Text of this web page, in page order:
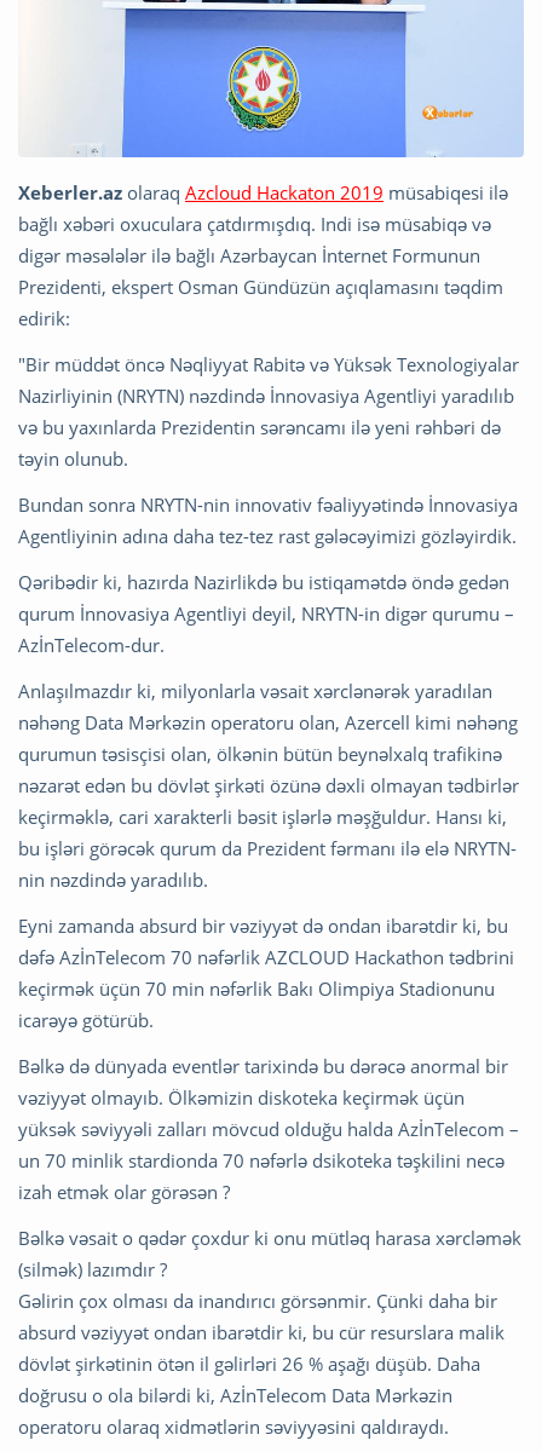
Xeberler.az olaraq Azcloud Hackaton 2019 müsabiqesi ilə
bağlı xəbəri oxuculara çatdırmışdıq. Indi isə müsabiqə və
digər məsələlər ilə bağlı Azərbaycan İnternet Formunun
Prezidenti, ekspert Osman Gündüzün açıqlamasını təqdim
edirik:
"Bir müddət öncə Nəqliyyat Rabitə və Yüksək Texnologiyalar
Nazirliyinin (NRYTN) nəzdində İnnovasiya Agentliyi yaradılıb
və bu yaxınlarda Prezidentin sərəncamı ilə yeni rəhbəri də
təyin olunub.
Bundan sonra NRYTN-nin innovativ fəaliyyətində İnnovasiya
Agentliyinin adına daha tez-tez rast gələcəyimizi gözləyirdik.
Qəribədir ki, hazırda Nazirlikdə bu istiqamətdə öndə gedən
qurum İnnovasiya Agentliyi deyil, NRYTN-in digər qurumu –
AzİnTelecom-dur.
Anlaşılmazdır ki, milyonlarla vəsait xərclənərək yaradılan
nəhəng Data Mərkəzin operatoru olan, Azercell kimi nəhəng
qurumun təsisçisi olan, ölkənin bütün beynəlxalq trafikinə
nəzarət edən bu dövlət şirkəti özünə dəxli olmayan tədbirlər
keçirməklə, cari xarakterli bəsit işlərlə məşğuldur. Hansı ki,
bu işləri görəcək qurum da Prezident fərmanı ilə elə NRYTN-
nin nəzdində yaradılıb.
Eyni zamanda absurd bir vəziyyət də ondan ibarətdir ki, bu
dəfə AzİnTelecom 70 nəfərlik AZCLOUD Hackathon tədbrini
keçirmək üçün 70 min nəfərlik Bakı Olimpiya Stadionunu
icarəyə götürüb.
Bəlkə də dünyada eventlər tarixində bu dərəcə anormal bir
vəziyyət olmayıb. Ölkəmizin diskoteka keçirmək üçün
yüksək səviyyəli zalları mövcud olduğu halda AzİnTelecom –
un 70 minlik stardionda 70 nəfərlə dsikoteka təşkilini necə
izah etmək olar görəsən ?
Bəlkə vəsait o qədər çoxdur ki onu mütləq harasa xərcləmək
(silmək) lazımdır ?
Gəlirin çox olması da inandırıcı görsənmir. Çünki daha bir
absurd vəziyyət ondan ibarətdir ki, bu cür resurslara malik
dövlət şirkətinin ötən il gəlirləri 26 % aşağı düşüb. Daha
doğrusu o ola bilərdi ki, AzİnTelecom Data Mərkəzin
operatoru olaraq xidmətlərin səviyyəsini qaldıraydı.